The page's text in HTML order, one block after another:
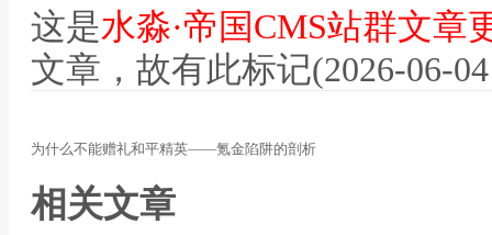
这是水淼·帝国CMS站群文章
文章，故有此标记(2026-06-
为什么不能赠礼和平精英——氪金陷阱的剖析
相关文章